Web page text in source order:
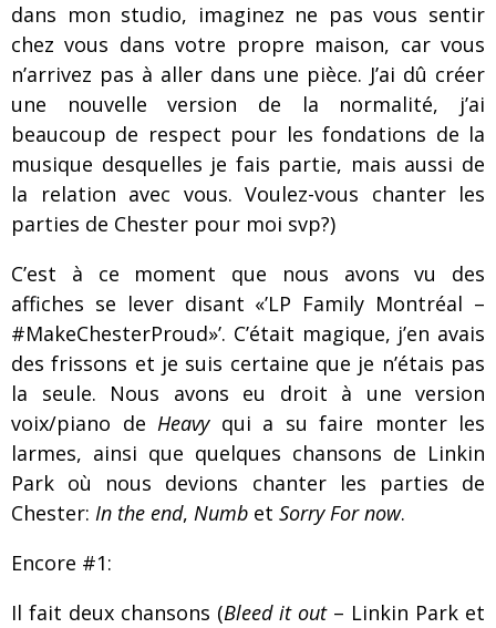
dans mon studio, imaginez ne pas vous sentir
chez vous dans votre propre maison, car vous
n’arrivez pas à aller dans une pièce. J’ai dû créer
une nouvelle version de la normalité, j’ai
beaucoup de respect pour les fondations de la
musique desquelles je fais partie, mais aussi de
la relation avec vous. Voulez-vous chanter les
parties de Chester pour moi svp?)
C’est à ce moment que nous avons vu des
affiches se lever disant «’LP Family Montréal –
#MakeChesterProud»’. C’était magique, j’en avais
des frissons et je suis certaine que je n’étais pas
la seule. Nous avons eu droit à une version
voix/piano de Heavyqui a su faire monter les
larmes, ainsi que quelques chansons de Linkin
Park où nous devions chanter les parties de
Chester: In the end, Numb et Sorry For now.
Encore #1:
Il fait deux chansons (Bleed it out– Linkin Park et